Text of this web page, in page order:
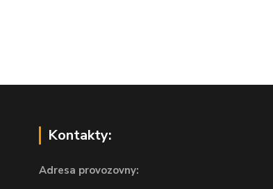
Kontakty:
Adresa provozovny: